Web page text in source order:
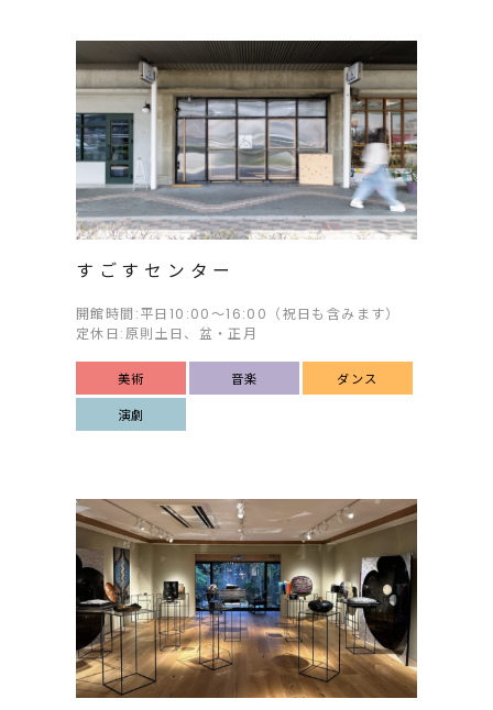
すごすセンター
開館時間:平日10:00〜16:00（祝日も含みます）
定休日:原則土日、盆・正月
美術 音楽 ダンス
演劇